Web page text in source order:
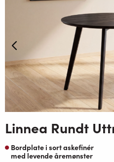
Bordplate i sort askefinér
med levende åremønster